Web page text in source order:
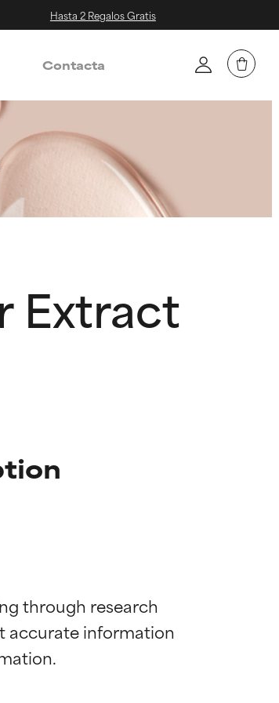
Hasta 2 Regalos Gratis
Contacta
Extract
through research
accurate information